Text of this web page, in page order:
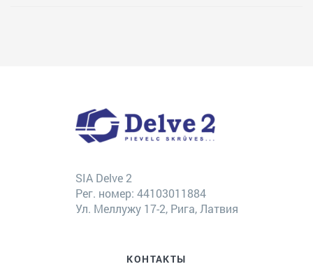
SIA Delve 2
Рег. номер: 44103011884
Ул. Меллужу 17-2, Рига, Латвия
КОНТАКТЫ